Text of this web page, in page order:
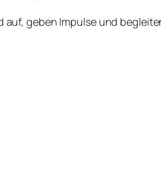
geben Impulse und